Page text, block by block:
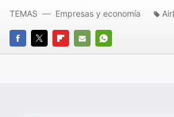
FACEBOOK
TWITTERFLIPBOARD
E-
WHATSAPP
TEMAS Empresas y economía